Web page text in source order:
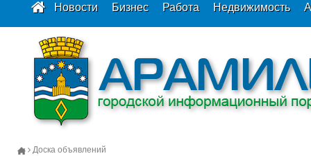
Новости Бизнес Работа Недвижимость
Доска объявлений